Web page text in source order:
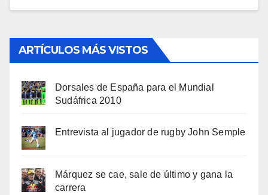
ARTÍCULOS MÁS VISTOS
Dorsales de España para el Mundial
Sudáfrica 2010
Entrevista al jugador de rugby John Semple
Márquez se cae, sale de último y gana la
carrera